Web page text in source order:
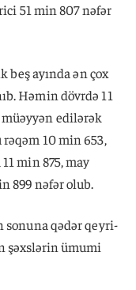
51 min 807 nəfər
ayında ən çox
Həmin dövrdə 11
edilərək
10 min 653,
min 875, may
899 nəfər olub.
sonuna qədər qeyri-
şəxslərin ümumi